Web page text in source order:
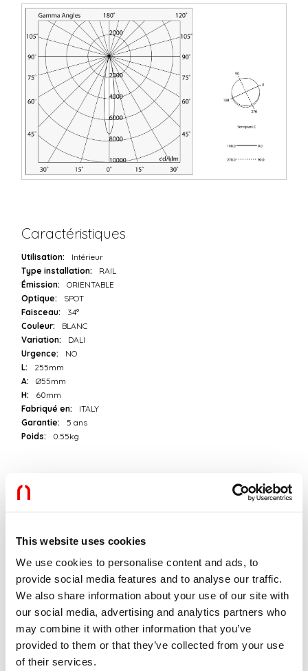
This website uses cookies
We use cookies to personalise content and ads, to
provide social media features and to analyse our traffic.
We also share information about your use of our site with
our social media, advertising and analytics partners who
may combine it with other information that you’ve
provided to them or that they’ve collected from your use
of their services.
Caractéristiques
Utilisation:
Intérieur
Type installation:
RAIL
Émission:
ORIENTABLE
Optique:
SPOT
Faisceau:
34°
Couleur:
BLANC
Variation:
DALI
Urgence:
NO
L:
255mm
A:
Ø55mm
H:
60mm
Fabriqué en:
ITALY
Garantie:
5 ans
Poids:
0.55kg
Données techniques
Classe d’isolation:
II
N° de driver par produit:
1
Tension d’alimentation:
220-240V 50/60Hz
La source
Puissance source: